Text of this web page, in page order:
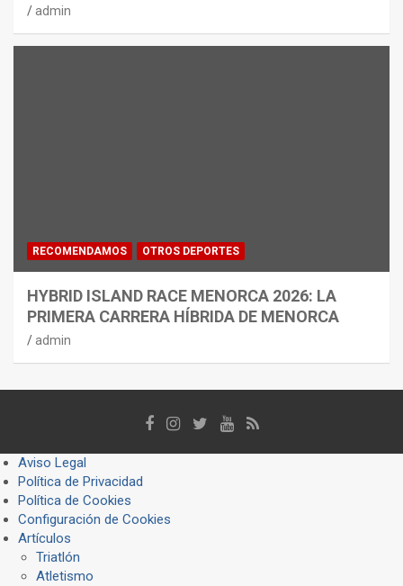
admin
RECOMENDAMOS OTROS DEPORTES
HYBRID ISLAND RACE MENORCA 2026: LA
PRIMERA CARRERA HÍBRIDA DE MENORCA
admin
Aviso Legal
Política de Privacidad
Política de Cookies
Configuración de Cookies
Artículos
Triatlón
Atletismo